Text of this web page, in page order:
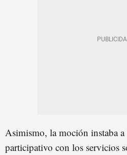
Asimismo, la moción instaba
participativo con los servicios